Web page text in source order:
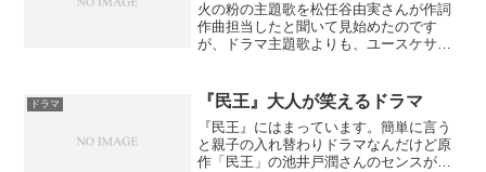
火の粉の主題歌を松任谷由実さんが作詞
作曲担当したと聞いて見始めたのです
が、ドラマ主題歌よりも、ユースケサン
た。「火の粉」は雫井脩介（しずくいゆ
うすけ）さんの小説をドラマ化...
ドラマ 『民王』大人が笑えるドラマ
『民王』にはまっています。簡単に言う
と親子の入れ替わりドラマなんだけど原
作「民王」の池井戸潤さんのセンスがい